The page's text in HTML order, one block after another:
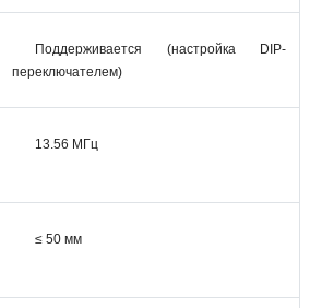
Поддерживается (настройка DIP-
переключателем)
13.56 МГц
≤ 50 мм